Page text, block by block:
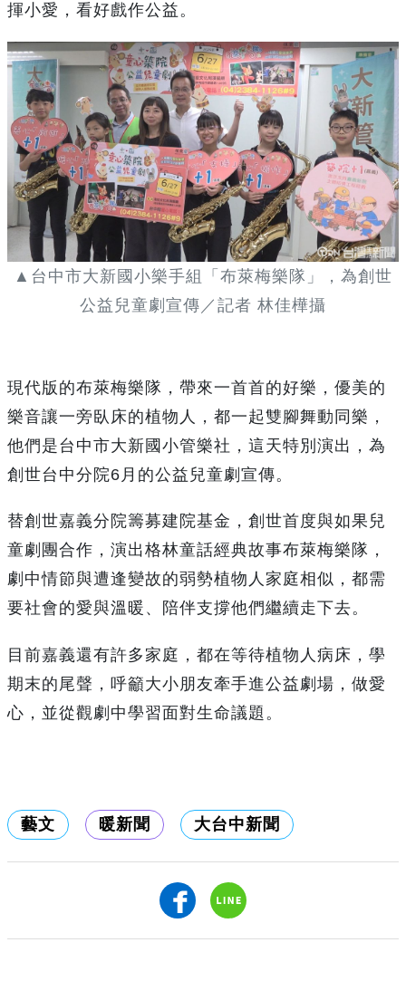
揮小愛，看好戲作公益。
▲台中市大新國小樂手組「布萊梅樂隊」，為創世
公益兒童劇宣傳／記者 林佳樺攝
現代版的布萊梅樂隊，帶來一首首的好樂，優美的
樂音讓一旁臥床的植物人，都一起雙腳舞動同樂，
他們是台中市大新國小管樂社，這天特別演出，為
創世台中分院6月的公益兒童劇宣傳。
替創世嘉義分院籌募建院基金，創世首度與如果兒
童劇團合作，演出格林童話經典故事布萊梅樂隊，
劇中情節與遭逢變故的弱勢植物人家庭相似，都需
要社會的愛與溫暖、陪伴支撐他們繼續走下去。
目前嘉義還有許多家庭，都在等待植物人病床，學
期末的尾聲，呼籲大小朋友牽手進公益劇場，做愛
心，並從觀劇中學習面對生命議題。
藝文 暖新聞 大台中新聞